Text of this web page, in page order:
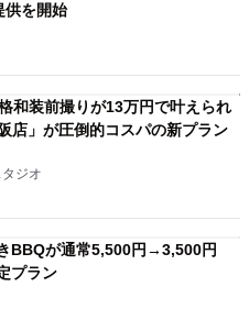
供を開始
和装前撮りが13万円で叶えられ
店」が圧倒的コスパの新プラン
ジオ
BBQが通常5,500円→3,500円
プラン